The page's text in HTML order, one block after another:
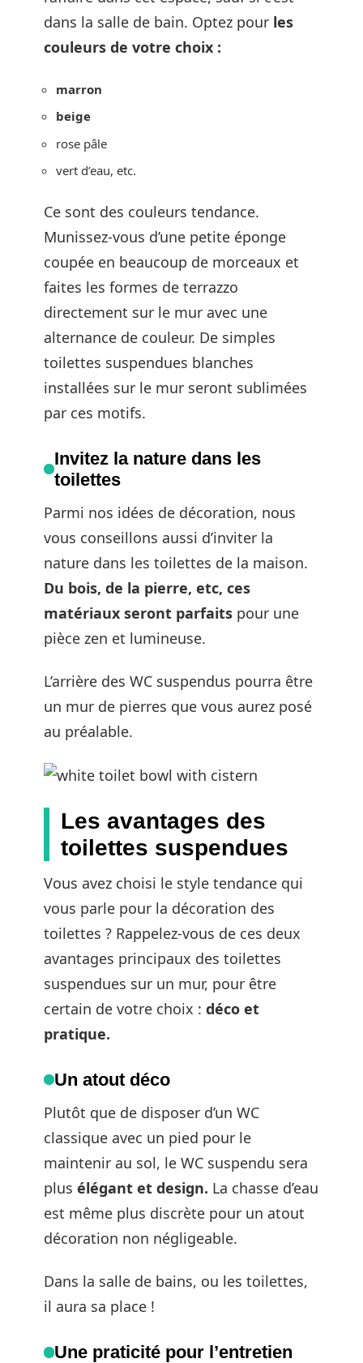
dans la salle de bain. Optez pour les
couleurs de votre choix :
marron
beige
rose pâle
vert d’eau, etc.
Ce sont des couleurs tendance.
Munissez-vous d’une petite éponge
coupée en beaucoup de morceaux et
faites les formes de terrazzo
directement sur le mur avec une
alternance de couleur. De simples
toilettes suspendues blanches
installées sur le mur seront sublimées
par ces motifs.
Invitez la nature dans les
toilettes
Parmi nos idées de décoration, nous
vous conseillons aussi d’inviter la
nature dans les toilettes de la maison.
Du bois, de la pierre, etc, ces
matériaux seront parfaits pour une
pièce zen et lumineuse.
L’arrière des WC suspendus pourra être
un mur de pierres que vous aurez posé
au préalable.
Les avantages des
toilettes suspendues
Vous avez choisi le style tendance qui
vous parle pour la décoration des
toilettes ? Rappelez-vous de ces deux
avantages principaux des toilettes
suspendues sur un mur, pour être
certain de votre choix : déco et
pratique.
Un atout déco
Plutôt que de disposer d’un WC
classique avec un pied pour le
maintenir au sol, le WC suspendu sera
plus élégant et design. La chasse d’eau
est même plus discrète pour un atout
décoration non négligeable.
Dans la salle de bains, ou les toilettes,
il aura sa place !
Une praticité pour l’entretien